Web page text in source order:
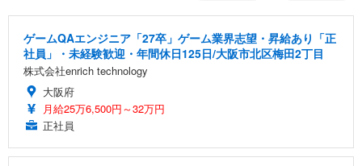
ゲームQAエンジニア「27卒」ゲーム業界志望・昇給あり「正
社員」・未経験歓迎・年間休日125日/大阪市北区梅田2丁目
株式会社enrich technology
大阪府
月給25万6,500円～32万円
正社員